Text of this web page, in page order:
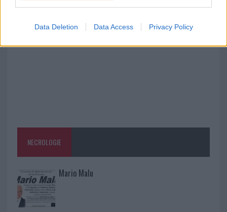
Data Deletion Data Access Privacy Policy
NECROLOGIE
Mario Malu